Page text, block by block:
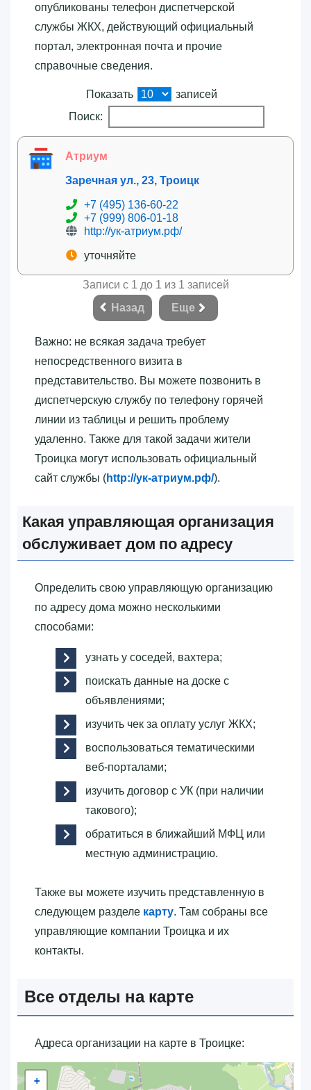
опубликованы телефон диспетчерской
службы ЖКХ, действующий официальный
портал, электронная почта и прочие
справочные сведения.
Показать
записей
Поиск:
Атриум
Заречная ул., 23, Троицк
+7 (495) 136-60-22
+7 (999) 806-01-18
http://ук-атриум.рф/
уточняйте
Записи с 1 до 1 из 1 записей
Назад
Еще
Важно: не всякая задача требует
непосредственного визита в
представительство. Вы можете позвонить в
диспетчерскую службу по телефону горячей
линии из таблицы и решить проблему
удаленно. Также для такой задачи жители
Троицка могут использовать официальный
сайт службы (http://ук-атриум.рф/).
Какая управляющая организация
обслуживает дом по адресу
Определить свою управляющую организацию
по адресу дома можно несколькими
способами:
узнать у соседей, вахтера;
поискать данные на доске с
объявлениями;
изучить чек за оплату услуг ЖКХ;
воспользоваться тематическими
веб-порталами;
изучить договор с УК (при наличии
такового);
обратиться в ближайший МФЦ или
местную администрацию.
Также вы можете изучить представленную в
следующем разделе карту. Там собраны все
управляющие компании Троицка и их
контакты.
Все отделы на карте
Адреса организации на карте в Троицке:
+